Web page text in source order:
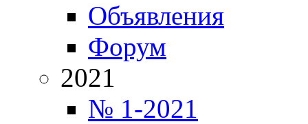
Объявления
Форум
2021
№ 1-2021